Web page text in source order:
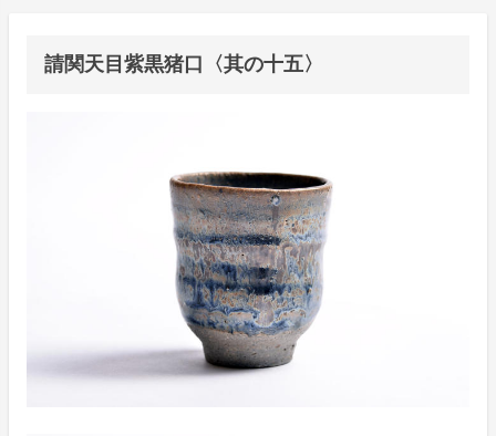
請関天目紫黒猪口〈其の十五〉